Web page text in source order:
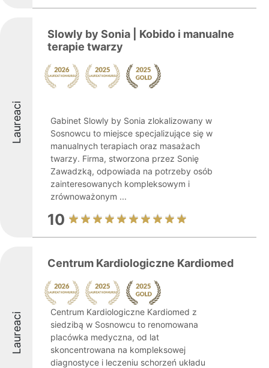
Laureaci
Slowly by Sonia | Kobido i manualne
terapie twarzy
Gabinet Slowly by Sonia zlokalizowany w
Sosnowcu to miejsce specjalizujące się w
manualnych terapiach oraz masażach
twarzy. Firma, stworzona przez Sonię
Zawadzką, odpowiada na potrzeby osób
zainteresowanych kompleksowym i
zrównoważonym ...
10
Laureaci
Centrum Kardiologiczne Kardiomed
Centrum Kardiologiczne Kardiomed z
siedzibą w Sosnowcu to renomowana
placówka medyczna, od lat
skoncentrowana na kompleksowej
diagnostyce i leczeniu schorzeń układu